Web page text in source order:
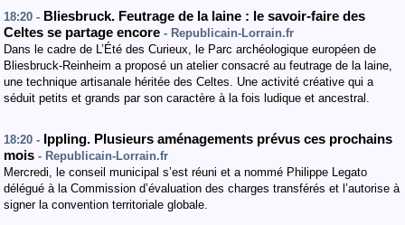
18:20 - Bliesbruck. Feutrage de la laine : le savoir-faire des
Celtes se partage encore - Republicain-Lorrain.fr
Dans le cadre de L’Été des Curieux, le Parc archéologique européen de
Bliesbruck-Reinheim a proposé un atelier consacré au feutrage de la laine,
une technique artisanale héritée des Celtes. Une activité créative qui a
séduit petits et grands par son caractère à la fois ludique et ancestral.
18:20 - Ippling. Plusieurs aménagements prévus ces prochains
mois - Republicain-Lorrain.fr
Mercredi, le conseil municipal s’est réuni et a nommé Philippe Legato
délégué à la Commission d’évaluation des charges transférés et l’autorise à
signer la convention territoriale globale.